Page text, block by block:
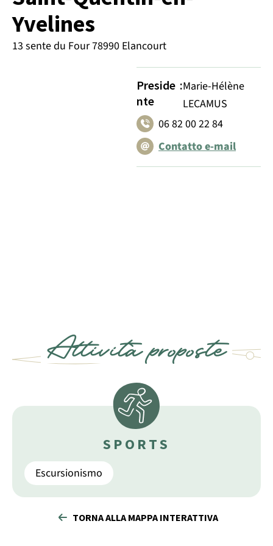
Yvelines
13 sente du Four 78990 Elancourt
Preside
nte
:Marie-Hélène
LECAMUS
06 82 00 22 84
Contatto e-mail
Attività proposte
SPORTS
Escursionismo
TORNA ALLA MAPPA INTERATTIVA